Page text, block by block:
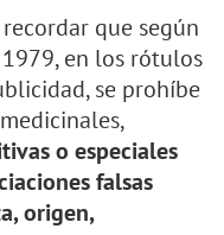
que según
en los rótulos
se prohíbe
o especiales
falsas
origen,